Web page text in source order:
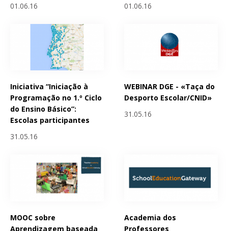
01.06.16
01.06.16
Iniciativa “Iniciação à
Programação no 1.º Ciclo
do Ensino Básico”:
Escolas participantes
31.05.16
WEBINAR DGE - «Taça do
Desporto Escolar/CNID»
31.05.16
MOOC sobre
Aprendizagem baseada
Academia dos
Professores